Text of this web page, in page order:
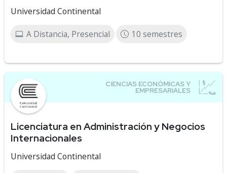
Universidad Continental
A Distancia, Presencial 10 semestres
Licenciatura en Administración y Negocios
Internacionales
Universidad Continental